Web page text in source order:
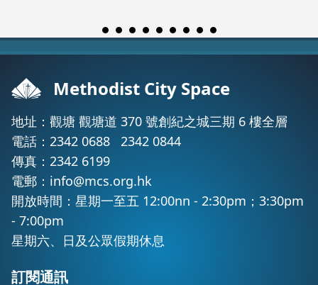
Methodist City Space
地址：觀塘 觀塘道 370 號創紀之城三期 6 樓全層
電話： 2342 0688
2342 0844
傳真：2342 6199
電郵： info@mcs.org.hk
開放時間：星期一至五 12:00nn - 2:30pm；3:30pm
- 7:00pm
星期六、日及公眾假期休息
訂閱通訊